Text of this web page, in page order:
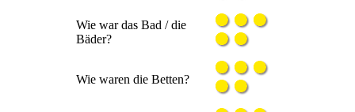
Wie war das Bad / die
Bäder?
Wie waren die Betten?